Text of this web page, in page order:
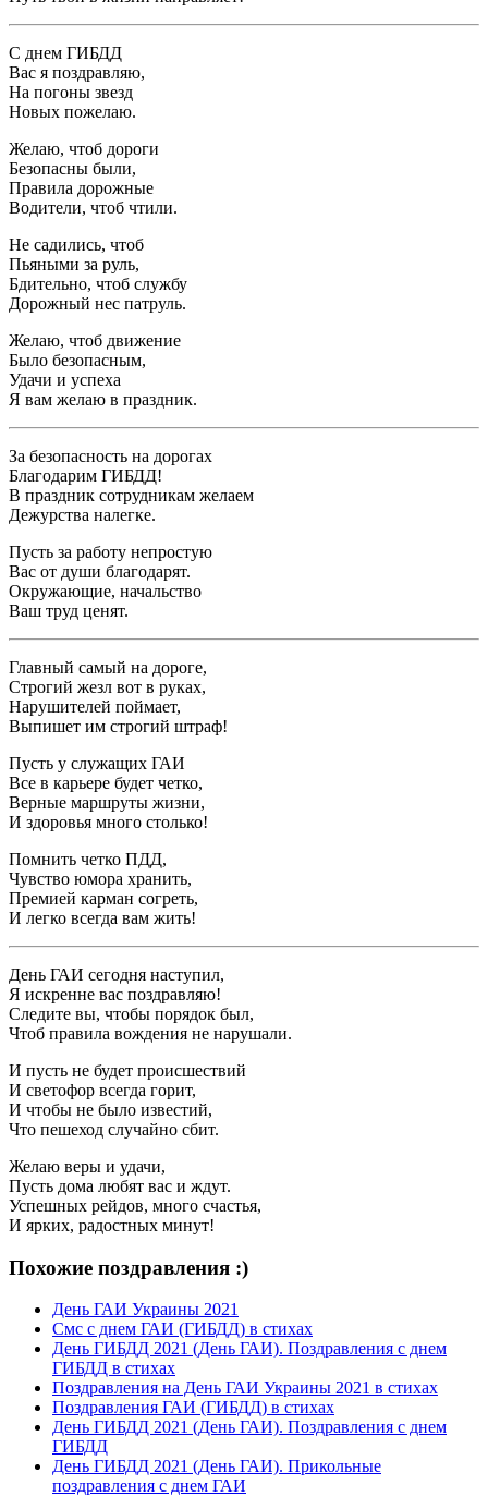
С днем ГИБДД
Вас я поздравляю,
На погоны звезд
Новых пожелаю.
Желаю, чтоб дороги
Безопасны были,
Правила дорожные
Водители, чтоб чтили.
Не садились, чтоб
Пьяными за руль,
Бдительно, чтоб службу
Дорожный нес патруль.
Желаю, чтоб движение
Было безопасным,
Удачи и успеха
Я вам желаю в праздник.
За безопасность на дорогах
Благодарим ГИБДД!
В праздник сотрудникам желаем
Дежурства налегке.
Пусть за работу непростую
Вас от души благодарят.
Окружающие, начальство
Ваш труд ценят.
Главный самый на дороге,
Строгий жезл вот в руках,
Нарушителей поймает,
Выпишет им строгий штраф!
Пусть у служащих ГАИ
Все в карьере будет четко,
Верные маршруты жизни,
И здоровья много столько!
Помнить четко ПДД,
Чувство юмора хранить,
Премией карман согреть,
И легко всегда вам жить!
День ГАИ сегодня наступил,
Я искренне вас поздравляю!
Следите вы, чтобы порядок был,
Чтоб правила вождения не нарушали.
И пусть не будет происшествий
И светофор всегда горит,
И чтобы не было известий,
Что пешеход случайно сбит.
Желаю веры и удачи,
Пусть дома любят вас и ждут.
Успешных рейдов, много счастья,
И ярких, радостных минут!
Похожие поздравления :)
День ГАИ Украины 2021
Смс с днем ГАИ (ГИБДД) в стихах
День ГИБДД 2021 (День ГАИ). Поздравления с днем
ГИБДД в стихах
Поздравления на День ГАИ Украины 2021 в стихах
Поздравления ГАИ (ГИБДД) в стихах
День ГИБДД 2021 (День ГАИ). Поздравления с днем
ГИБДД
День ГИБДД 2021 (День ГАИ). Прикольные
поздравления с днем ГАИ